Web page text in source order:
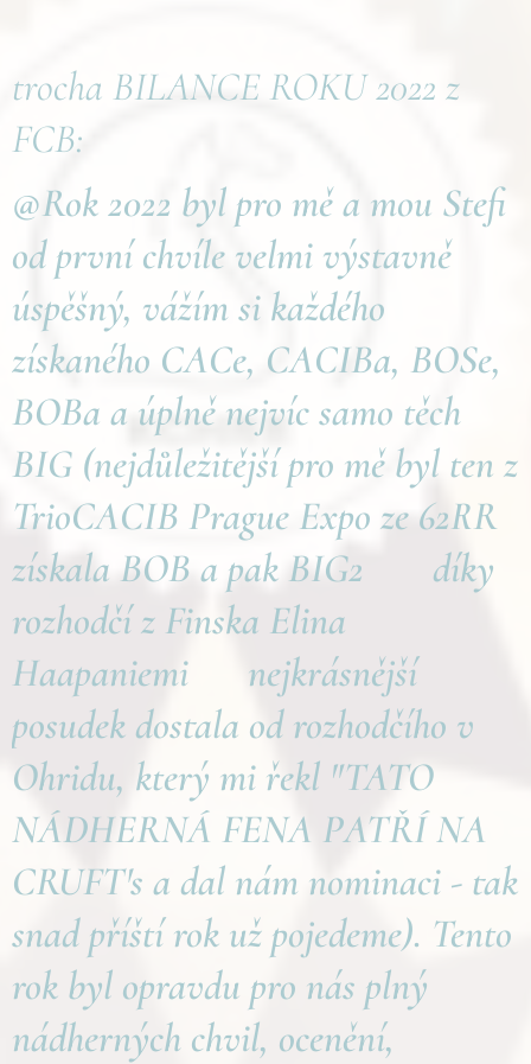
trocha BILANCE ROKU 2022 z
FCB:
@Rok 2022 byl pro mě a mou Stefi
od první chvíle velmi výstavně
úspěšný, vážím si každého
získaného CACe, CACIBa, BOSe,
BOBa a úplně nejvíc samo těch
BIG (nejdůležitější pro mě byl ten z
TrioCACIB Prague Expo ze 62RR
získala BOB a pak BIG2 🏵 díky
rozhodčí z Finska Elina
Haapaniemi ❤️nejkrásnější
posudek dostala od rozhodčího v
Ohridu, který mi řekl "TATO
NÁDHERNÁ FENA PATŘÍ NA
CRUFT's a dal nám nominaci - tak
snad příští rok už pojedeme). Tento
rok byl opravdu pro nás plný
nádherných chvil, ocenění,